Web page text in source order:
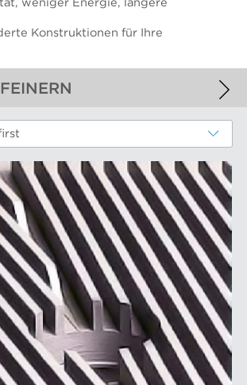
weniger Energie, längere
Konstruktionen für Ihre
FILTER
und Mahlgarnituren
und Mahlgarnituren
und -trennung
Konstantteil